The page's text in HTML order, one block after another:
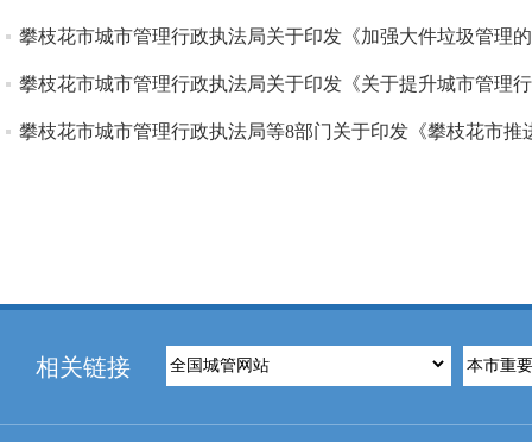
攀枝花市城市管理行政执法局关于印发《加强大件垃圾管理
攀枝花市城市管理行政执法局关于印发《关于提升城市管理
攀枝花市城市管理行政执法局等8部门关于印发《攀枝花市推
相关链接